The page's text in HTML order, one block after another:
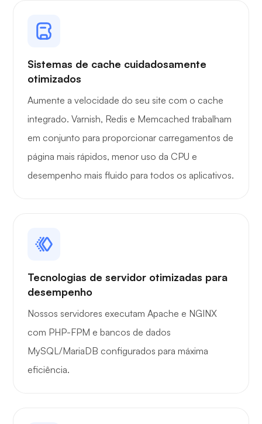
Portainer
Grafana
Sistemas de cache cuidadosamente
otimizados
Aumente a velocidade do seu site com o cache
integrado. Varnish, Redis e Memcached trabalham
em conjunto para proporcionar carregamentos de
página mais rápidos, menor uso da CPU e
desempenho mais fluido para todos os aplicativos.
Tecnologias de servidor otimizadas para
desempenho
Nossos servidores executam Apache e NGINX
com PHP-FPM e bancos de dados
MySQL/MariaDB configurados para máxima
eficiência.